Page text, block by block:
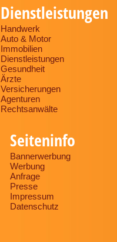
Dienstleistungen
Handwerk
Auto & Motor
Immobilien
Dienstleistungen
Gesundheit
Ärzte
Versicherungen
Agenturen
Rechtsanwälte
Seiteninfo
Bannerwerbung
Werbung
Anfrage
Presse
Impressum
Datenschutz